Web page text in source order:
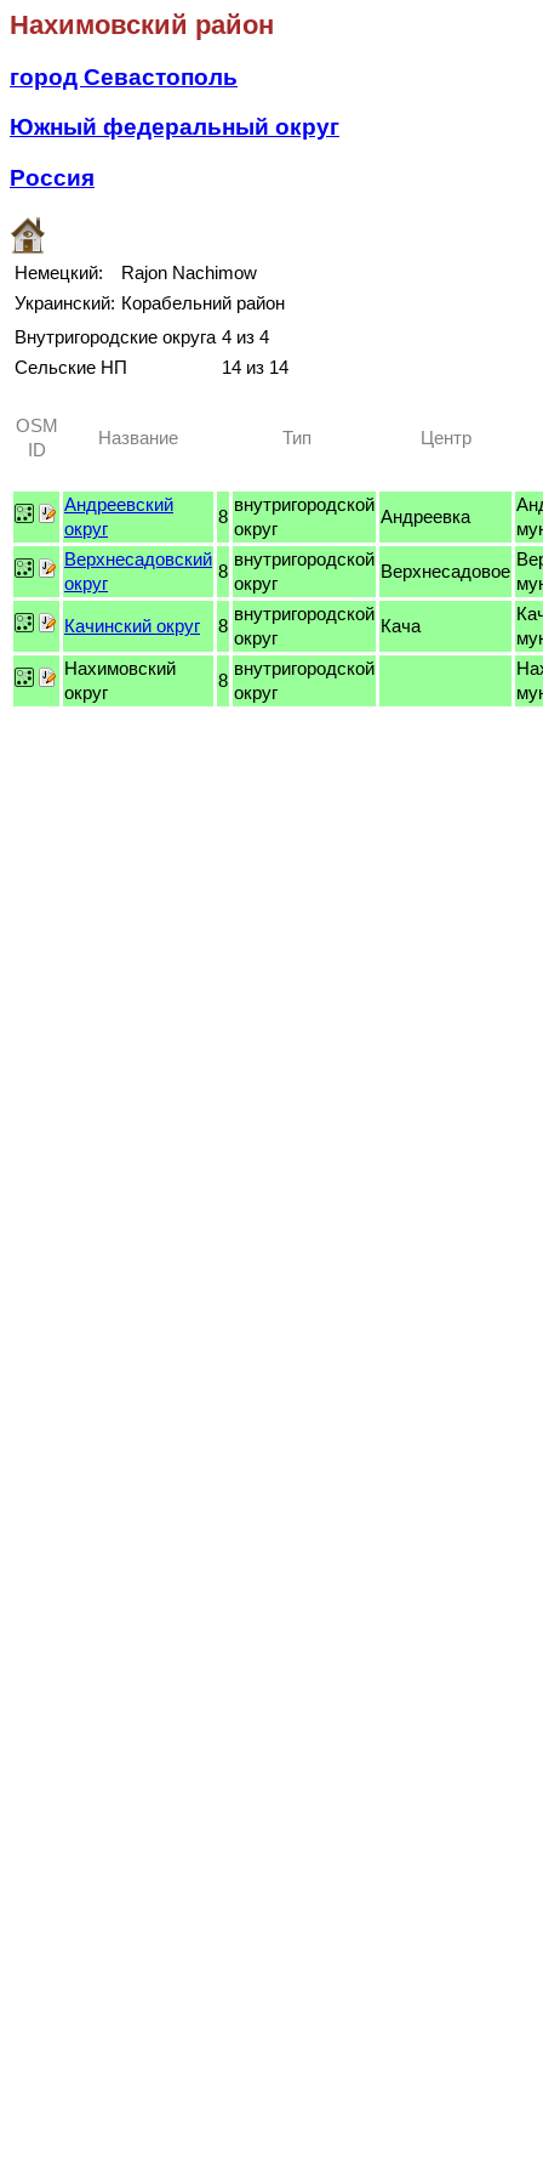
Нахимовский район
город Севастополь
Южный федеральный округ
Россия
Немецкий:
Rajon Nachimow
Украинский: Корабельний район
Внутригородские округа 4 из 4
Сельские НП
14 из 14
OSM
ID
Название Тип Центр
Андреевский
округ
8
внутригородской
округ
Андреевка
Верхнесадовский
округ
8
внутригородской
округ
Верхнесадовое
Качинский округ 8
внутригородской
округ
Кача
Нахимовский
округ
8
внутригородской
округ